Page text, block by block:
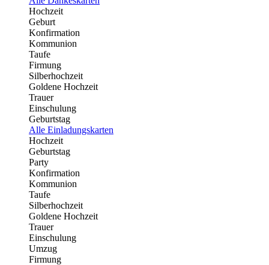
Hochzeit
Geburt
Konfirmation
Kommunion
Taufe
Firmung
Silberhochzeit
Goldene Hochzeit
Trauer
Einschulung
Geburtstag
Alle Einladungskarten
Hochzeit
Geburtstag
Party
Konfirmation
Kommunion
Taufe
Silberhochzeit
Goldene Hochzeit
Trauer
Einschulung
Umzug
Firmung